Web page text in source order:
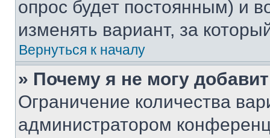
опрос будет постоянным) и
изменять вариант, за
Вернуться к началу
» Почему я не могу
Ограничение количества
администратором